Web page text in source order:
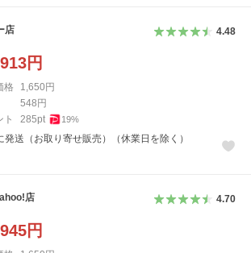
店 4.48
円
格 1,650 円
548 円
ト
285pt 19%
発送（お取り寄せ販売）（休業日を除く）
店 4.70
円